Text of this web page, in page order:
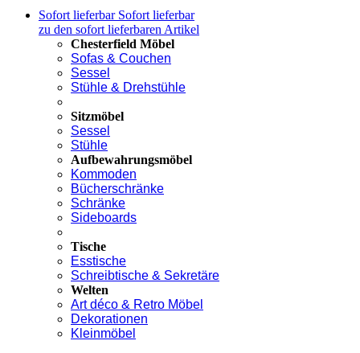
Sofort lieferbar Sofort lieferbar
zu den sofort lieferbaren Artikel
Chesterfield Möbel
Sofas & Couchen
Sessel
Stühle & Drehstühle
Sitzmöbel
Sessel
Stühle
Aufbewahrungsmöbel
Kommoden
Bücherschränke
Schränke
Sideboards
Tische
Esstische
Schreibtische & Sekretäre
Welten
Art déco & Retro Möbel
Dekorationen
Kleinmöbel